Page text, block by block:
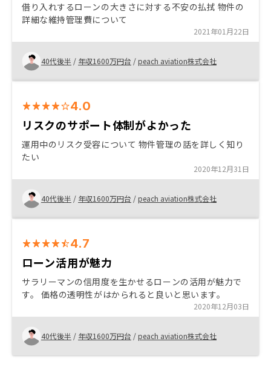
借り入れするローンの大きさに対する不安の払拭 物件の
詳細な維持管理費について
2021年01月22日
40代後半 / 年収1600万円台 /peach aviation株式会社
4.0
リスクのサポート体制がよかった
運用中のリスク受容について 物件管理の話を詳しく知り
たい
2020年12月31日
40代後半 / 年収1600万円台 /peach aviation株式会社
4.7
ローン活用が魅力
サラリーマンの信用度を生かせるローンの活用が魅力で
す。 価格の透明性がはかられると良いと思います。
2020年12月03日
40代後半 / 年収1600万円台 /peach aviation株式会社